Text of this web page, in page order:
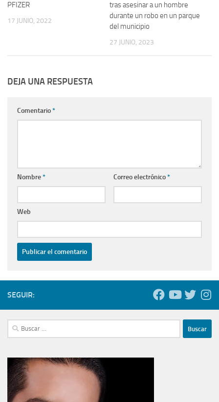
PFIZER
17 JUNIO, 2022
tras asesinar a un hombre
durante un robo en un parque
del municipio
27 JUNIO, 2023
DEJA UNA RESPUESTA
Comentario*
Nombre* Correo electrónico*
Web
SEGUIR:
Buscar: